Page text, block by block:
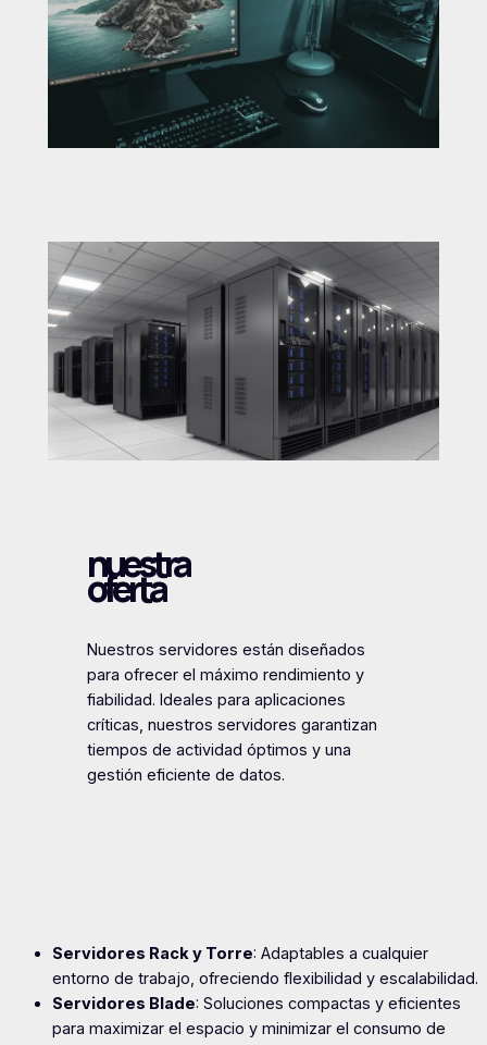
nuestra
oferta
Nuestros servidores están diseñados
para ofrecer el máximo rendimiento y
fiabilidad. Ideales para aplicaciones
críticas, nuestros servidores garantizan
tiempos de actividad óptimos y una
gestión eficiente de datos.
Servidores Rack y Torre: Adaptables a cualquier
entorno de trabajo, ofreciendo flexibilidad y escalabilidad.
Servidores Blade: Soluciones compactas y eficientes
para maximizar el espacio y minimizar el consumo de